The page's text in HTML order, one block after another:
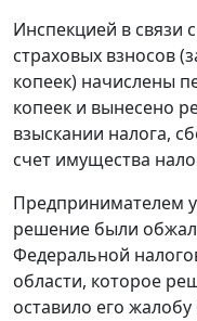
Инспекцией в связи
страховых взносов
копеек) начислены
копеек и вынесено
взыскании налога,
счет имущества
Предпринимателем
решение были
Федеральной
области, которое
оставило его